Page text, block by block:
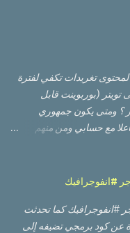
تغريدات تكفي لفترة
(بوربوينت قابل
؟ ومتى يكون جمهوري
مع حسابي ومن منهم
أو مررت على العديد من
لتناسب دولتك
أخرى مثل كونهم مثلا
#انفوجرافيك
#انفوجرافيك كما تحدثت
عن كود برمجي تضيفه إلى